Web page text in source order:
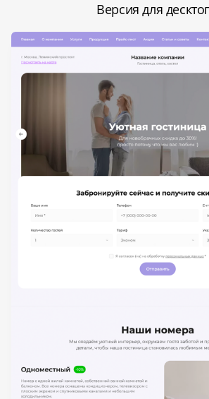
Версия для